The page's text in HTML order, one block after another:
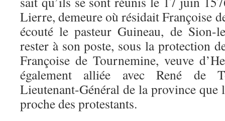
Lierre, demeure où résidait Françoise
écouté le pasteur Guineau, de Sion-
rester à son poste, sous la protection
Françoise de Tournemine, veuve
également alliée avec René de
Lieutenant-Général de la province que
proche des protestants.